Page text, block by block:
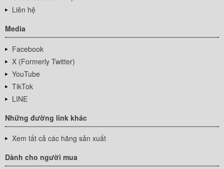
Liên hệ
Media
Facebook
X (Formerly Twitter)
YouTube
TikTok
LINE
Những đường link khác
Xem tất cả các hãng sản xuất
Dành cho người mua